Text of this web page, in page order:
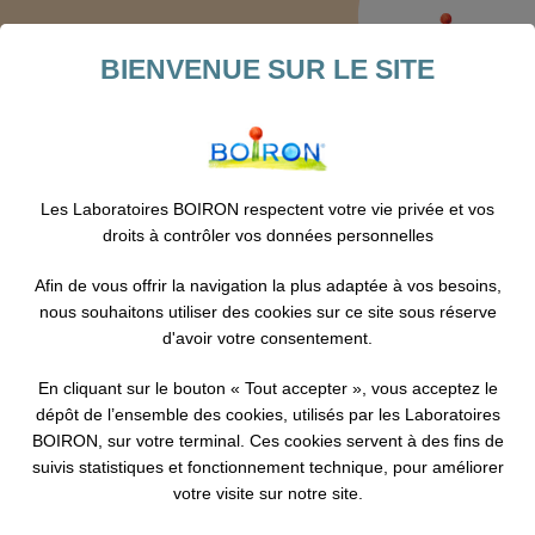
Le vocaliseur
Les tessitures
Chaque voix est unique. Il en existe autant qu’il existe de personnes. Dans
C’est le registre des sons du plus grave au plus aigu pouvant être couvert
par une voix de façon homogène, avec le même volume et le même timbre.
On peut parler d’une « zone de confort » pour désigner cette amplitude
Quelles sont les tessitures ?
De plus grave au plus aigu, chez les hommes :
BIENVENUE SUR LE SITE
Les Laboratoires BOIRON respectent votre vie privée et vos
droits à contrôler vos données personnelles
Afin de vous offrir la navigation la plus adaptée à vos besoins,
nous souhaitons utiliser des cookies sur ce site sous réserve
d'avoir votre consentement.
En cliquant sur le bouton « Tout accepter », vous acceptez le
dépôt de l’ensemble des cookies, utilisés par les Laboratoires
BOIRON, sur votre terminal. Ces cookies servent à des fins de
suivis statistiques et fonctionnement technique, pour améliorer
votre visite sur notre site.